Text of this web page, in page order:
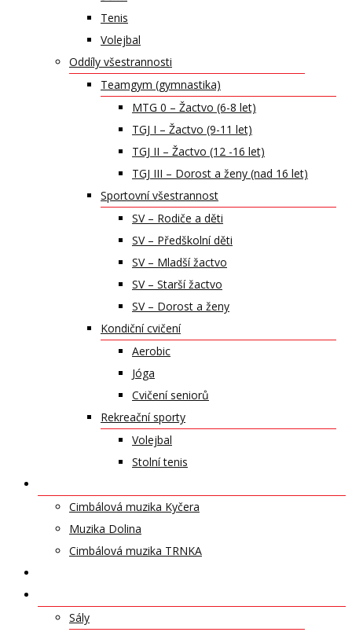
Tenis
Volejbal
Oddíly všestrannosti
Teamgym (gymnastika)
MTG 0 – Žactvo (6-8 let)
TGJ I – Žactvo (9-11 let)
TGJ II – Žactvo (12 -16 let)
TGJ III – Dorost a ženy (nad 16 let)
Sportovní všestrannost
SV – Rodiče a děti
SV – Předškolní děti
SV – Mladší žactvo
SV – Starší žactvo
SV – Dorost a ženy
Kondiční cvičení
Aerobic
Jóga
Cvičení seniorů
Rekreační sporty
Volejbal
Stolní tenis
Cimbálová muzika Kyčera
Muzika Dolina
Cimbálová muzika TRNKA
Sály